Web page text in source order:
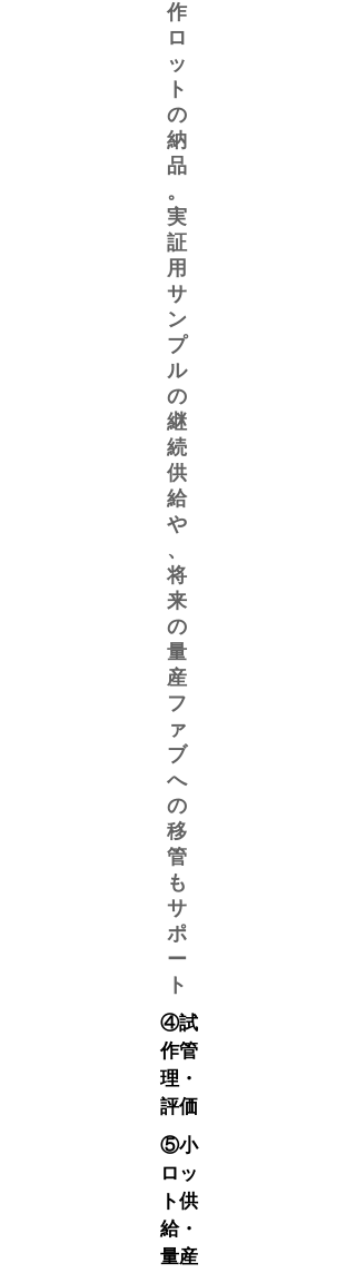
作
ロ
ッ
ト
の
納
品
。
実
証
用
サ
ン
プ
ル
の
継
続
供
給
や
、
将
来
の
量
産
フ
ァ
ブ
へ
の
移
管
も
サ
ポ
ー
ト
④試
作管
理・
評価
⑤小
ロッ
ト供
給・
量産